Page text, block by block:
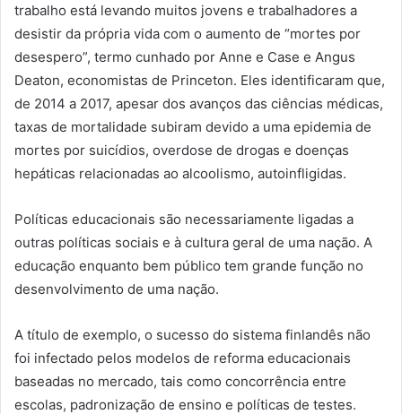
trabalho está levando muitos jovens e trabalhadores a
desistir da própria vida com o aumento de “mortes por
desespero”, termo cunhado por Anne e Case e Angus
Deaton, economistas de Princeton. Eles identificaram que,
de 2014 a 2017, apesar dos avanços das ciências médicas,
taxas de mortalidade subiram devido a uma epidemia de
mortes por suicídios, overdose de drogas e doenças
hepáticas relacionadas ao alcoolismo, autoinfligidas.
Políticas educacionais são necessariamente ligadas a
outras políticas sociais e à cultura geral de uma nação. A
educação enquanto bem público tem grande função no
desenvolvimento de uma nação.
A título de exemplo, o sucesso do sistema finlandês não
foi infectado pelos modelos de reforma educacionais
baseadas no mercado, tais como concorrência entre
escolas, padronização de ensino e políticas de testes.